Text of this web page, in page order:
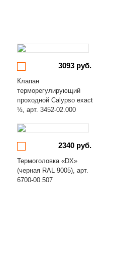
3093 руб.
Клапан
терморегулирующий
проходной Calypso exact
½, арт. 3452-02.000
2340 руб.
Термоголовка «DX»
(черная RAL 9005), арт.
6700-00.507